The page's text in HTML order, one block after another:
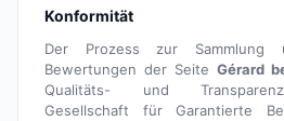
Konformität
Der Prozess zur Sammlung
Bewertungen der Seite Gérard
Qualitäts- und
Gesellschaft für Garantierte